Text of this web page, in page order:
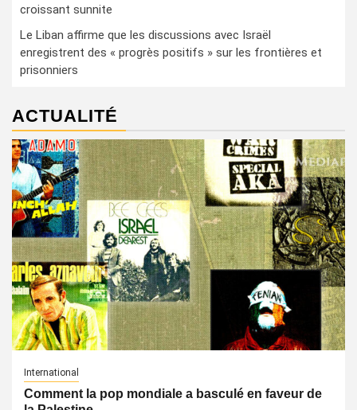
croissant sunnite
Le Liban affirme que les discussions avec Israël
enregistrent des « progrès positifs » sur les frontières et
prisonniers
ACTUALITÉ
International
Comment la pop mondiale a basculé en faveur de